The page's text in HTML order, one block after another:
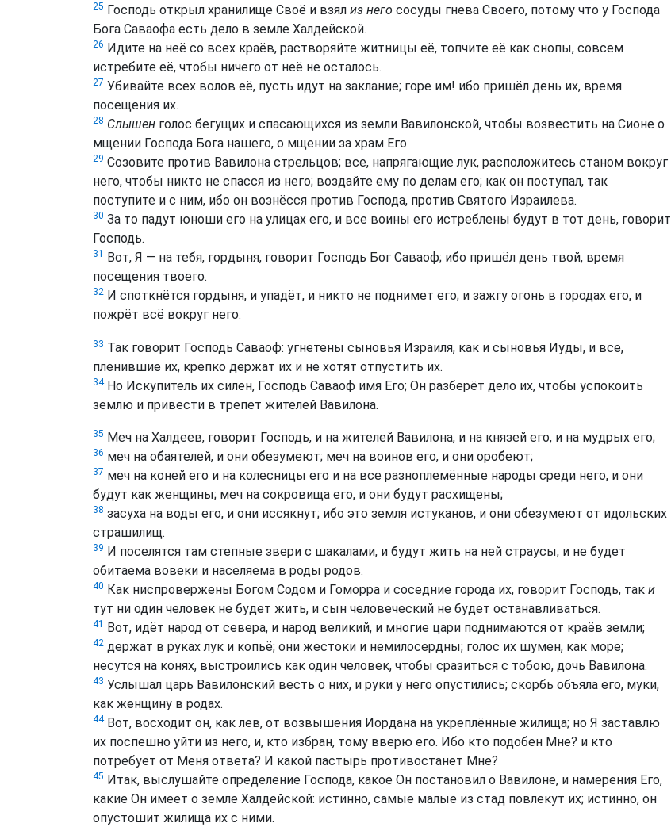
25 Господь открыл хранилище Своё и взял из него сосуды гнева Своего, потому что у Господа
Бога Саваофа есть дело в земле Халдейской.
26 Идите на неё со всех краёв, растворяйте житницы её, топчите её как снопы, совсем
истребите её, чтобы ничего от неё не осталось.
27 Убивайте всех волов её, пусть идут на заклание; горе им! ибо пришёл день их, время
посещения их.
28 Слышен голос бегущих и спасающихся из земли Вавилонской, чтобы возвестить на Сионе о
мщении Господа Бога нашего, о мщении за храм Его.
29 Созовите против Вавилона стрельцов; все, напрягающие лук, расположитесь станом вокруг
него, чтобы никто не спасся из него; воздайте ему по делам его; как он поступал, так
поступите и с ним, ибо он вознёсся против Господа, против Святого Израилева.
30 За то падут юноши его на улицах его, и все воины его истреблены будут в тот день, говорит
Господь.
31
Вот, Я — на тебя, гордыня, говорит Господь Бог Саваоф; ибо пришёл день твой, время
посещения твоего.
32 И споткнётся гордыня, и упадёт, и никто не поднимет его; и зажгу огонь в городах его, и
пожрёт всё вокруг него.
33 Так говорит Господь Саваоф: угнетены сыновья Израиля, как и сыновья Иуды, и все,
пленившие их, крепко держат их и не хотят отпустить их.
34Но Искупитель их силён, Господь Саваоф имя Его; Он разберёт дело их, чтобы успокоить
землю и привести в трепет жителей Вавилона.
35 Меч на Халдеев, говорит Господь, и на жителей Вавилона, и на князей его, и на мудрых его;
36 меч на обаятелей, и они обезумеют; меч на воинов его, и они оробеют;
37 меч на коней его и на колесницы его и на все разноплемённые народы среди него, и они
будут как женщины; меч на сокровища его, и они будут расхищены;
38 засуха на воды его, и они иссякнут; ибо это земля истуканов, и они обезумеют от идольских
страшилищ.
39 И поселятся там степные звери с шакалами, и будут жить на ней страусы, и не будет
обитаема вовеки и населяема в роды родов.
40 Как ниспровержены Богом Содом и Гоморра и соседние города их, говорит Господь, так и
тут ни один человек не будет жить, и сын человеческий не будет останавливаться.
41 Вот, идёт народ от севера, и народ великий, и многие цари поднимаются от краёв земли;
42 держат в руках лук и копьё; они жестоки и немилосердны; голос их шумен, как море;
несутся на конях, выстроились как один человек, чтобы сразиться с тобою, дочь Вавилона.
43 Услышал царь Вавилонский весть о них, и руки у него опустились; скорбь объяла его, муки,
как женщину в родах.
44Вот, восходит он, как лев, от возвышения Иордана на укреплённые жилища; но Я заставлю
их поспешно уйти из него, и, кто избран, тому вверю его. Ибо кто подобен Мне? и кто
потребует от Меня ответа? И какой пастырь противостанет Мне?
45 Итак, выслушайте определение Господа, какое Он постановил о Вавилоне, и намерения Его,
какие Он имеет о земле Халдейской: истинно, самые малые из стад повлекут их; истинно, он
опустошит жилища их с ними.